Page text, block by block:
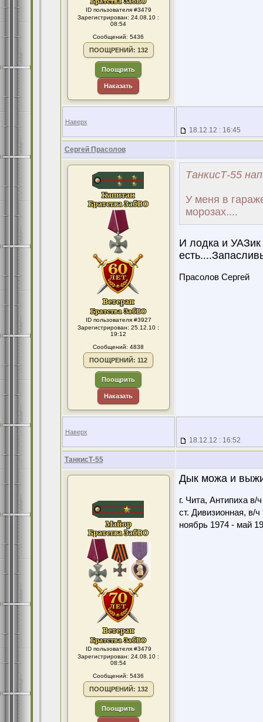
ID пользователя #3479
Зарегистрирован: 24.08.10 :
08:54
Сообщений: 5436
ПООЩРЕНИЙ: 132
Поощрить
Наказать
Наверх
18.12.12 : 16:45
Сергей Прасолов
ID пользователя #3927
Зарегистрирован: 25.12.10 :
19:12
Сообщений: 4838
ПООЩРЕНИЙ: 112
Поощрить
Наказать
ТанкисТ-55
У меня в
морозах....
И лодка и
Прасолов Сергей
Наверх
18.12.12 : 16:52
ТанкисТ-55
ID пользователя #3479
Зарегистрирован: 24.08.10 :
08:54
Сообщений: 5436
ПООЩРЕНИЙ: 132
Поощрить
Дык можа и
г. Чита, Антипиха в/
ст. Дивизионная, в/ч
ноябрь 1974 - май